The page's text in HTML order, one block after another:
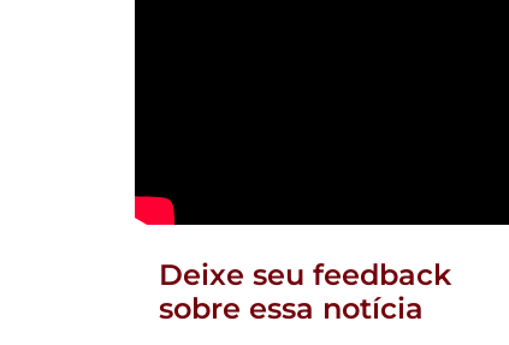
Deixe seu feedback
sobre essa notícia